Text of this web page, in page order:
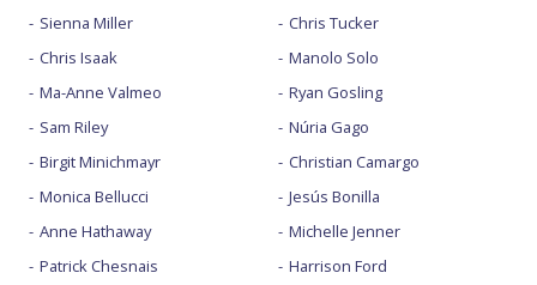
Sienna Miller
Chris Isaak
Ma-Anne Valmeo
Sam Riley
Birgit Minichmayr
Monica Bellucci
Anne Hathaway
Patrick Chesnais
Chris Tucker
Manolo Solo
Ryan Gosling
Núria Gago
Christian Camargo
Jesús Bonilla
Michelle Jenner
Harrison Ford